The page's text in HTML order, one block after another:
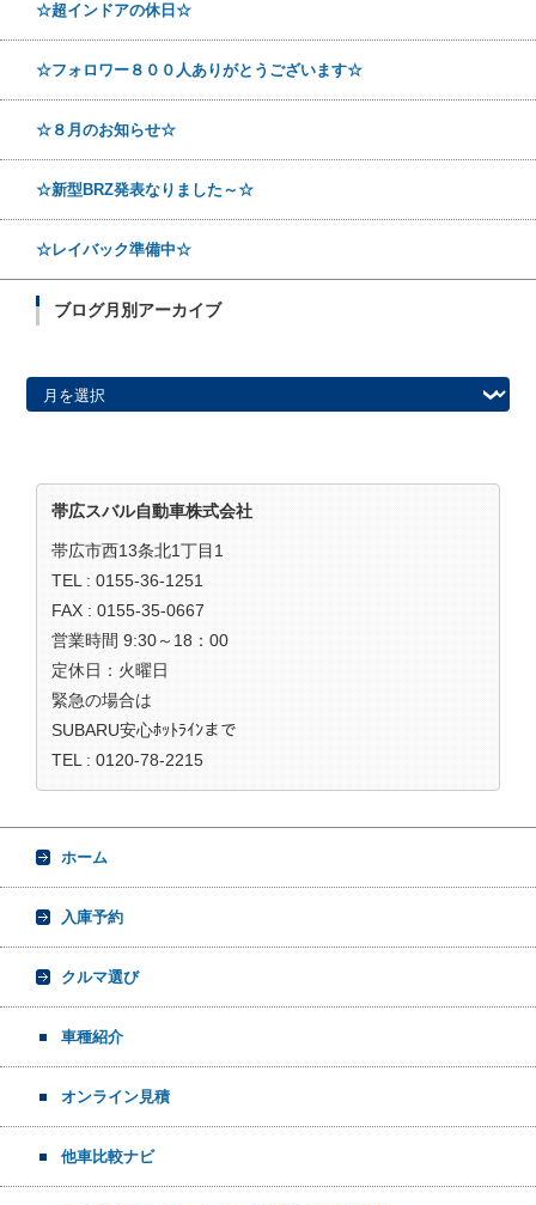
☆超インドアの休日☆
☆フォロワー８００人ありがとうございます☆
☆８月のお知らせ☆
☆新型BRZ発表なりました～☆
☆レイバック準備中☆
ブログ月別アーカイブ
帯広スバル自動車株式会社
帯広市西13条北1丁目1
TEL : 0155-36-1251
FAX : 0155-35-0667
営業時間 9:30～18：00
定休日：火曜日
緊急の場合は
SUBARU安心ﾎｯﾄﾗｲﾝまで
TEL : 0120-78-2215
ホーム
入庫予約
クルマ選び
車種紹介
オンライン見積
他車比較ナビ